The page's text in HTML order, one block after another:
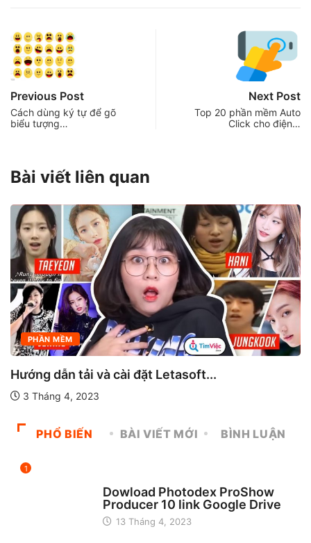
Previous Post
Cách dùng ký tự để gõ
biểu tượng…
Next Post
Top 20 phần mềm Auto
Click cho điện…
Bài viết liên quan
PHẦN MỀM
Hướng dẫn tải và cài đặt Letasoft...
3 Tháng 4, 2023
PHỔ BIẾN BÀI VIẾT MỚI BÌNH LUẬN
1
Dowload Photodex ProShow
Producer 10 link Google Drive
13 Tháng 4, 2023